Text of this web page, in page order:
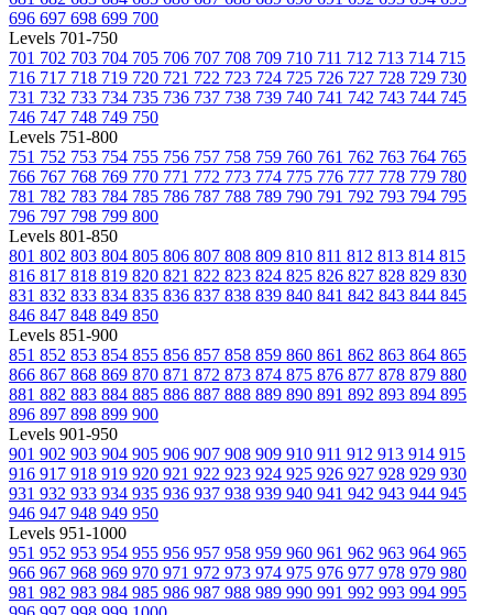
696 697 698 699 700
Levels 701-750
701 702 703 704 705 706 707 708 709 710 711 712 713 714 715
716 717 718 719 720 721 722 723 724 725 726 727 728 729 730
731 732 733 734 735 736 737 738 739 740 741 742 743 744 745
746 747 748 749 750
Levels 751-800
751 752 753 754 755 756 757 758 759 760 761 762 763 764 765
766 767 768 769 770 771 772 773 774 775 776 777 778 779 780
781 782 783 784 785 786 787 788 789 790 791 792 793 794 795
796 797 798 799 800
Levels 801-850
801 802 803 804 805 806 807 808 809 810 811 812 813 814 815
816 817 818 819 820 821 822 823 824 825 826 827 828 829 830
831 832 833 834 835 836 837 838 839 840 841 842 843 844 845
846 847 848 849 850
Levels 851-900
851 852 853 854 855 856 857 858 859 860 861 862 863 864 865
866 867 868 869 870 871 872 873 874 875 876 877 878 879 880
881 882 883 884 885 886 887 888 889 890 891 892 893 894 895
896 897 898 899 900
Levels 901-950
901 902 903 904 905 906 907 908 909 910 911 912 913 914 915
916 917 918 919 920 921 922 923 924 925 926 927 928 929 930
931 932 933 934 935 936 937 938 939 940 941 942 943 944 945
946 947 948 949 950
Levels 951-1000
951 952 953 954 955 956 957 958 959 960 961 962 963 964 965
966 967 968 969 970 971 972 973 974 975 976 977 978 979 980
981 982 983 984 985 986 987 988 989 990 991 992 993 994 995